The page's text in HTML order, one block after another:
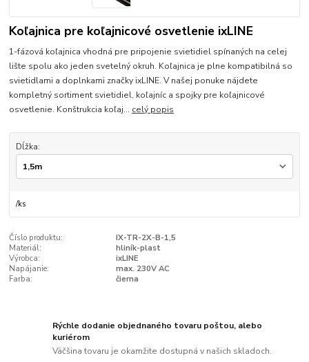
Koľajnica pre koľajnicové osvetlenie ixLINE
1-fázová koľajnica vhodná pre pripojenie svietidiel spínaných na celej
lište spolu ako jeden svetelný okruh. Koľajnica je plne kompatibilná so
svietidlami a doplnkami značky ixLINE. V našej ponuke nájdete
kompletný sortiment svietidiel, koľajníc a spojky pre koľajnicové
osvetlenie. Konštrukcia koľaj... celý popis
Dĺžka:
/ks
Číslo produktu:
IX-TR-2X-B-1,5
Materiál:
hliník-plast
Výrobca:
ixLINE
Napájanie:
max. 230V AC
Farba:
čierna
Rýchle dodanie objednaného tovaru poštou, alebo
kuriérom
Väčšina tovaru je okamžite dostupná v našich skladoch.